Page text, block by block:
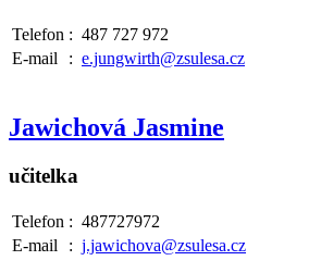
Telefon : 487 727 972
E-mail
: e.jungwirth@zsulesa.cz
Jawichová Jasmine
učitelka
Telefon : 487727972
E-mail
: j.jawichova@zsulesa.cz